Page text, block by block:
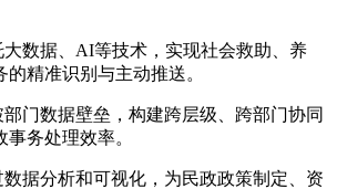
大数据、AI等技术，实现社会救助、养
精准识别与主动推送。
门数据壁垒，构建跨层级、跨部门协同
务处理效率。
据分析和可视化，为民政政策制定、资